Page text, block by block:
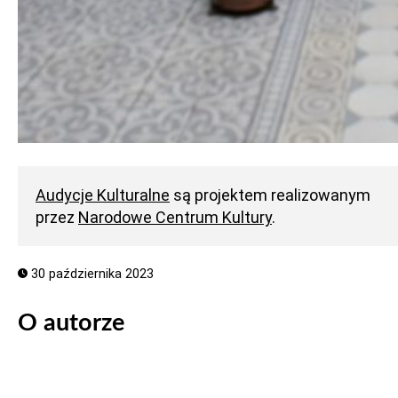
Audycje Kulturalne są projektem realizowanym
przez Narodowe Centrum Kultury.
30 października 2023
O autorze